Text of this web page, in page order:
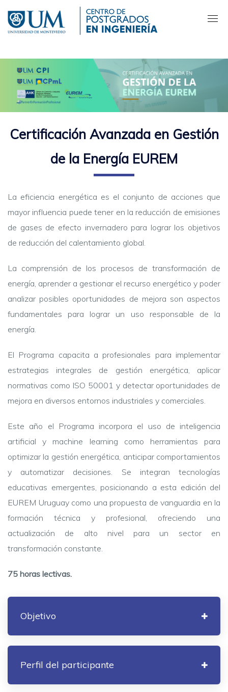
contenido
principal
Certificación Avanzada en Gestión
de la Energía EUREM
La eficiencia energética es el conjunto de acciones que
mayor influencia puede tener en la reducción de emisiones
de gases de efecto invernadero para lograr los objetivos
de reducción del calentamiento global.
La comprensión de los procesos de transformación de
energía, aprender a gestionar el recurso energético y poder
analizar posibles oportunidades de mejora son aspectos
fundamentales para lograr un uso responsable de la
energía.
El Programa capacita a profesionales para implementar
estrategias integrales de gestión energética, aplicar
normativas como ISO 50001 y detectar oportunidades de
mejora en diversos entornos industriales y comerciales.
Este año el Programa incorpora el uso de inteligencia
artificial y machine learning como herramientas para
optimizar la gestión energética, anticipar comportamientos
y automatizar decisiones. Se integran tecnologías
educativas emergentes, posicionando a esta edición del
EUREM Uruguay como una propuesta de vanguardia en la
formación técnica y profesional, ofreciendo una
actualización de alto nivel para un sector en
transformación constante.
75 horas lectivas.
Objetivo
Perfil del participante